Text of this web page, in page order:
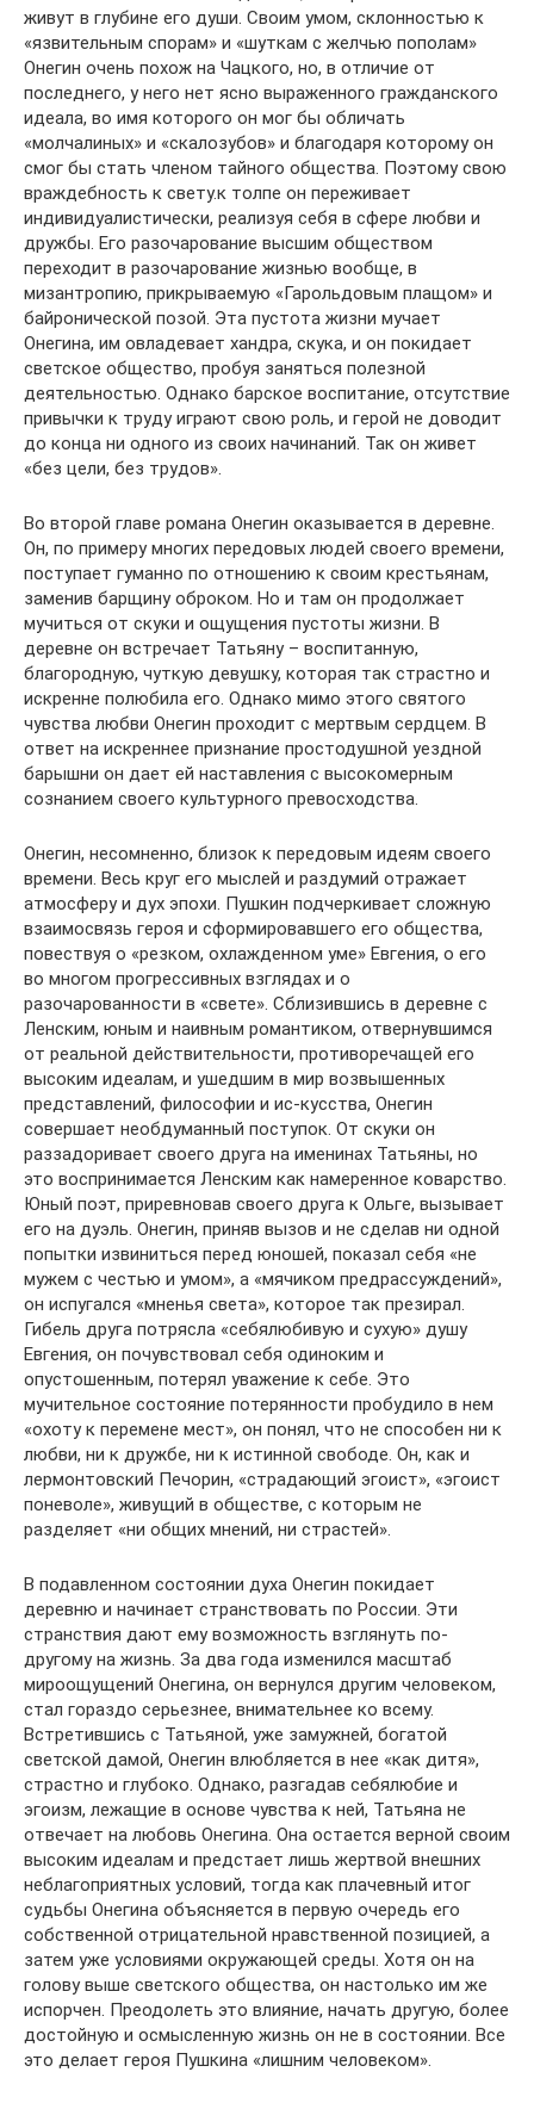
живут в глубине его души. Своим умом, склонностью к
«язвительным спорам» и «шуткам с желчью пополам»
Онегин очень похож на Чацкого, но, в отличие от
последнего, у него нет ясно выраженного гражданского
идеала, во имя которого он мог бы обличать
«молчалиных» и «скалозубов» и благодаря которому он
смог бы стать членом тайного общества. Поэтому свою
враждебность к свету.к толпе он переживает
индивидуалистически, реализуя себя в сфере любви и
дружбы. Его разочарование высшим обществом
переходит в разочарование жизнью вообще, в
мизантропию, прикрываемую «Гарольдовым плащом» и
байронической позой. Эта пустота жизни мучает
Онегина, им овладевает хандра, скука, и он покидает
светское общество, пробуя заняться полезной
деятельностью. Однако барское воспитание, отсутствие
привычки к труду играют свою роль, и герой не доводит
до конца ни одного из своих начинаний. Так он живет
«без цели, без трудов».
Во второй главе романа Онегин оказывается в деревне.
Он, по примеру многих передовых людей своего времени,
поступает гуманно по отношению к своим крестьянам,
заменив барщину оброком. Но и там он продолжает
мучиться от скуки и ощущения пустоты жизни. В
деревне он встречает Татьяну – воспитанную,
благородную, чуткую девушку, которая так страстно и
искренне полюбила его. Однако мимо этого святого
чувства любви Онегин проходит с мертвым сердцем. В
ответ на искреннее признание простодушной уездной
барышни он дает ей наставления с высокомерным
сознанием своего культурного превосходства.
Онегин, несомненно, близок к передовым идеям своего
времени. Весь круг его мыслей и раздумий отражает
атмосферу и дух эпохи. Пушкин подчеркивает сложную
взаимосвязь героя и сформировавшего его общества,
повествуя о «резком, охлажденном уме» Евгения, о его
во многом прогрессивных взглядах и о
разочарованности в «свете». Сблизившись в деревне с
Ленским, юным и наивным романтиком, отвернувшимся
от реальной действительности, противоречащей его
высоким идеалам, и ушедшим в мир возвышенных
представлений, философии и ис-кусства, Онегин
совершает необдуманный поступок. От скуки он
раззадоривает своего друга на именинах Татьяны, но
это воспринимается Ленским как намеренное коварство.
Юный поэт, приревновав своего друга к Ольге, вызывает
его на дуэль. Онегин, приняв вызов и не сделав ни одной
попытки извиниться перед юношей, показал себя «не
мужем с честью и умом», а «мячиком предрассуждений»,
он испугался «мненья света», которое так презирал.
Гибель друга потрясла «себялюбивую и сухую» душу
Евгения, он почувствовал себя одиноким и
опустошенным, потерял уважение к себе. Это
мучительное состояние потерянности пробудило в нем
«охоту к перемене мест», он понял, что не способен ни к
любви, ни к дружбе, ни к истинной свободе. Он, как и
лермонтовский Печорин, «страдающий эгоист», «эгоист
поневоле», живущий в обществе, с которым не
разделяет «ни общих мнений, ни страстей».
В подавленном состоянии духа Онегин покидает
деревню и начинает странствовать по России. Эти
странствия дают ему возможность взглянуть по-
другому на жизнь. За два года изменился масштаб
мироощущений Онегина, он вернулся другим человеком,
стал гораздо серьезнее, внимательнее ко всему.
Встретившись с Татьяной, уже замужней, богатой
светской дамой, Онегин влюбляется в нее «как дитя»,
страстно и глубоко. Однако, разгадав себялюбие и
эгоизм, лежащие в основе чувства к ней, Татьяна не
отвечает на любовь Онегина. Она остается верной своим
высоким идеалам и предстает лишь жертвой внешних
неблагоприятных условий, тогда как плачевный итог
судьбы Онегина объясняется в первую очередь его
собственной отрицательной нравственной позицией, а
затем уже условиями окружающей среды. Хотя он на
голову выше светского общества, он настолько им же
испорчен. Преодолеть это влияние, начать другую, более
достойную и осмысленную жизнь он не в состоянии. Все
это делает героя Пушкина «лишним человеком».